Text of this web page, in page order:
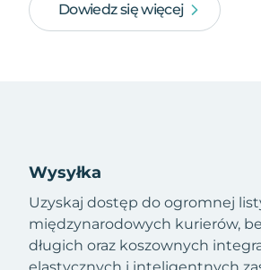
Dowiedz się więcej
Wysyłka
Uzyskaj dostęp do ogromnej
międzynarodowych kurierów,
długich oraz koszownych